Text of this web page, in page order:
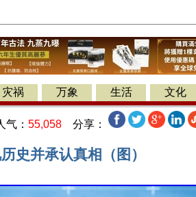
灾祸 万象 生活 文化
气： 55,058 分享：
史并承认真相（图）